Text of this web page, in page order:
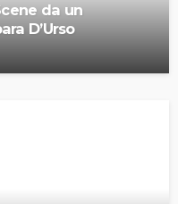
da un
D’Urso